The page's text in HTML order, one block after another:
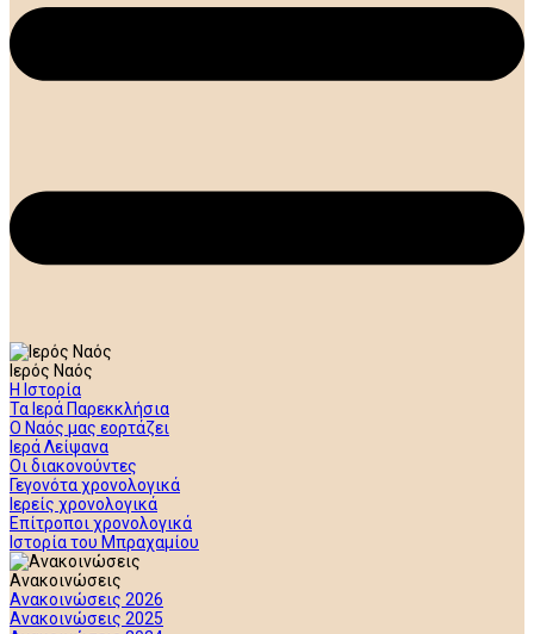
Ιερός Ναός
Η Ιστορία
Τα Ιερά Παρεκκλήσια
Ο Ναός μας εορτάζει
Ιερά Λείψανα
Οι διακονούντες
Γεγονότα χρονολογικά
Ιερείς χρονολογικά
Επίτροποι χρονολογικά
Ιστορία του Μπραχαμίου
Ανακοινώσεις
Ανακοινώσεις 2026
Ανακοινώσεις 2025